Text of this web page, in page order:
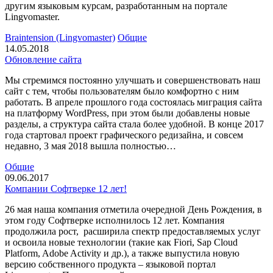
другим языковым курсам, разработанным на портале
Lingvomaster.
Braintension (Lingvomaster) Общие
14.05.2018
Обновление сайта
Мы стремимся постоянно улучшать и совершенствовать наш
сайт с тем, чтобы пользователям было комфортно с ним
работать. В апреле прошлого года состоялась миграция сайта
на платформу WordPress, при этом были добавлены новые
разделы, а структура сайта стала более удобной. В конце 2017
года стартовал проект графического редизайна, и совсем
недавно, 3 мая 2018 вышла полностью…
Общие
09.06.2017
Компании Софтверке 12 лет!
26 мая наша компания отметила очередной День Рождения, в
этом году Софтверке исполнилось 12 лет. Компания
продолжила рост, расширила спектр предоставляемых услуг
и освоила новые технологии (такие как Fiori, Sap Cloud
Platform, Adobe Activity и др.), а также выпустила новую
версию собственного продукта – языковой портал